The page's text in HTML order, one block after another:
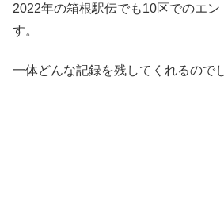
2022年の箱根駅伝でも10区でのエン
す。
一体どんな記録を残してくれるので